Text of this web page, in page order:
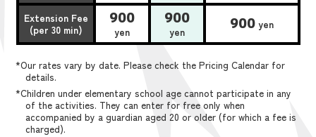
Extension Fee
(per 30 min)
900
yen
900
yen 900yen
*Our rates vary by date. Please check the Pricing Calendar for
details.
*Children under elementary school age cannot participate in any
of the activities. They can enter for free only when
accompanied by a guardian aged 20 or older (for which a fee is
charged).